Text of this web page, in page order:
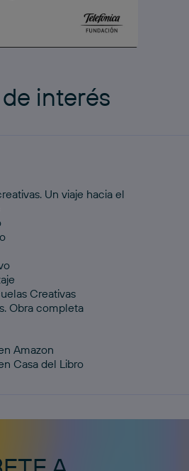
interés
Un viaje hacia el
Creativas
Obra completa
Amazon
Casa del Libro